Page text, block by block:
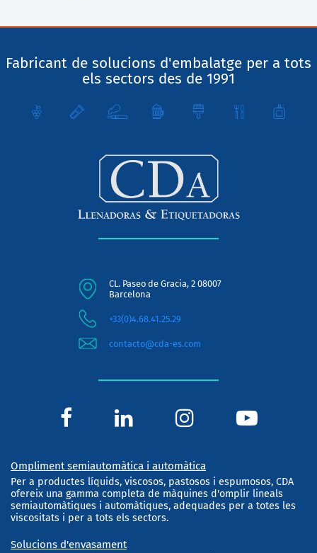
Fabricant de solucions d'embalatge per a tots
els sectors des de 1991
CL. Paseo de Gracia, 2 08007
Barcelona
+33(0)4.68.41.25.29
contacto@cda-es.com
Ompliment semiautomàtica i automàtica
Per a productes líquids, viscosos, pastosos i espumosos, CDA
ofereix una gamma completa de màquines d'omplir lineals
semiautomàtiques i automàtiques, adequades per a totes les
viscositats i per a tots els sectors.
Solucions d'envasament